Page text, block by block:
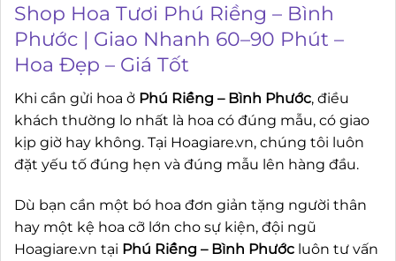
Shop Hoa Tươi Phú Riềng – Bình
Phước | Giao Nhanh 60–90 Phút –
Hoa Đẹp – Giá Tốt
Khi cần gửi hoa ở Phú Riềng – Bình Phước, điều
khách thường lo nhất là hoa có đúng mẫu, có giao
kịp giờ hay không. Tại Hoagiare.vn, chúng tôi luôn
đặt yếu tố đúng hẹn và đúng mẫu lên hàng đầu.
Dù bạn cần một bó hoa đơn giản tặng người thân
hay một kệ hoa cỡ lớn cho sự kiện, đội ngũ
Hoagiare.vn tại Phú Riềng – Bình Phước luôn tư vấn